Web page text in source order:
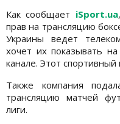
Как сообщает iSport.ua
прав на трансляцию
Украины ведет
хочет их показывать
канале. Этот
Также компания
трансляцию матчей
лиги.